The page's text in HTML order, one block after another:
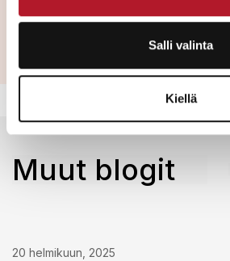
Salli valinta
Kiellä
Muut blogit
20 helmikuun, 2025